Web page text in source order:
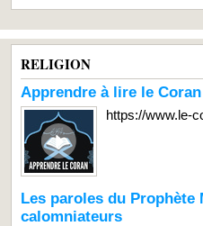
RELIGION
Apprendre à lire le Coran
https://www.le-
Les paroles du Prophète
calomniateurs